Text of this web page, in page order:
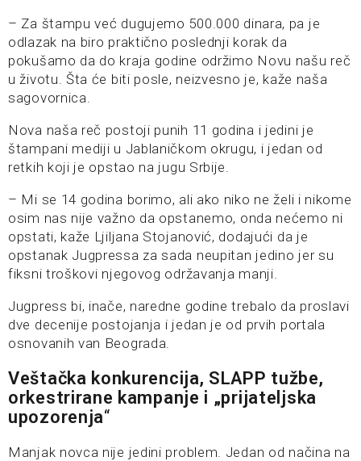
– Za štampu već dugujemo 500.000 dinara, pa je
odlazak na biro praktično poslednji korak da
pokušamo da do kraja godine održimo Novu našu reč
u životu. Šta će biti posle, neizvesno je, kaže naša
sagovornica.
Nova naša reč postoji punih 11 godina i jedini je
štampani mediji u Jablaničkom okrugu, i jedan od
retkih koji je opstao na jugu Srbije.
– Mi se 14 godina borimo, ali ako niko ne želi i nikome
osim nas nije važno da opstanemo, onda nećemo ni
opstati, kaže Ljiljana Stojanović, dodajući da je
opstanak Jugpressa za sada neupitan jedino jer su
fiksni troškovi njegovog održavanja manji.
Jugpress bi, inače, naredne godine trebalo da proslavi
dve decenije postojanja i jedan je od prvih portala
osnovanih van Beograda.
Veštačka konkurencija, SLAPP tužbe,
orkestrirane kampanje i „prijateljska
upozorenja“
Manjak novca nije jedini problem. Jedan od načina na